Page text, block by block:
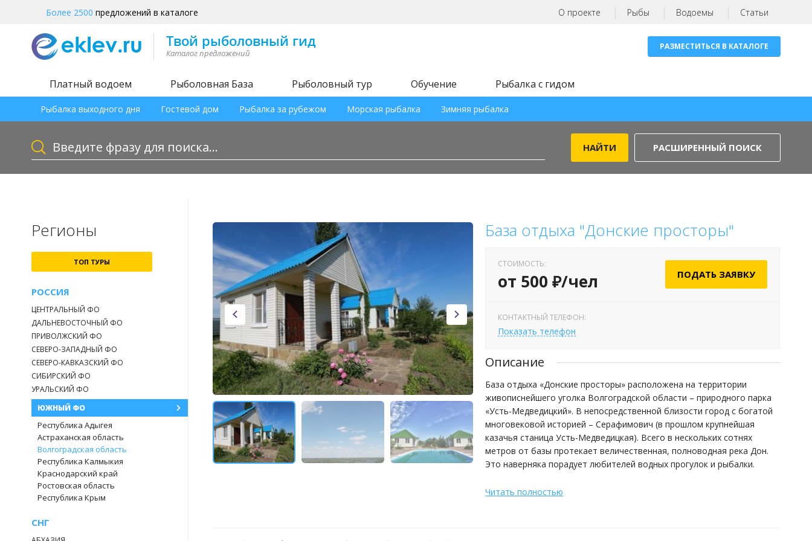
Более 2500 предложений в каталоге О проекте Рыбы Водоемы Статьи
РАЗМЕСТИТЬСЯ В КАТАЛОГЕ
Платный водоем Рыболовная База Рыболовный тур Обучение Рыбалка с гидом
Рыбалка выходного дня Гостевой дом Рыбалка за рубежом Морская рыбалка Зимняя рыбалка
РАСШИРЕННЫЙ ПОИСК
Регионы
ТОП ТУРЫ
РОССИЯ
ЦЕНТРАЛЬНЫЙ ФО
ДАЛЬНЕВОСТОЧНЫЙ ФО
ПРИВОЛЖСКИЙ ФО
СЕВЕРО-ЗАПАДНЫЙ ФО
СЕВЕРО-КАВКАЗСКИЙ ФО
СИБИРСКИЙ ФО
УРАЛЬСКИЙ ФО
ЮЖНЫЙ ФО
Республика Адыгея
Астраханская область
Волгоградская область
Республика Калмыкия
Краснодарский край
Ростовская область
Республика Крым
СНГ
База отдыха "Донские просторы"
СТОИМОСТЬ:
от 500 ₽/чел ПОДАТЬ ЗАЯВКУ
КОНТАКТНЫЙ ТЕЛЕФОН:
Показать телефон
Описание
База отдыха «Донские просторы» расположена на территории
живописнейшего уголка Волгоградской области – природного парка
«Усть-Медведицкий». В непосредственной близости город с богатой
многовековой историей – Серафимович (в прошлом крупнейшая
казачья станица Усть-Медведицкая). Всего в нескольких сотнях
метров от базы протекает величественная, полноводная река Дон.
Это наверняка порадует любителей водных прогулок и рыбалки.
Основу базы отдыха «Донские просторы» составляют
Читать полностью